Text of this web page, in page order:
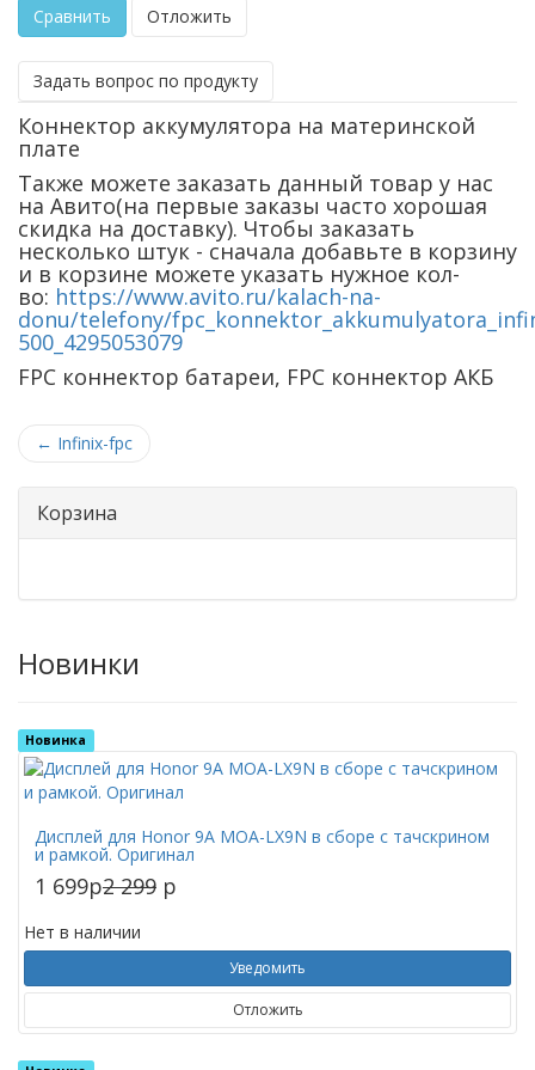
Сравнить Отложить
Задать вопрос по продукту
Коннектор аккумулятора на материнской
плате
Также можете заказать данный товар у нас
на Авито(на первые заказы часто хорошая
скидка на доставку). Чтобы заказать
несколько штук - сначала добавьте в корзину
и в корзине можете указать нужное кол-
во: https://www.avito.ru/kalach-na-
donu/telefony/
500_4295053079
FPC коннектор батареи, FPC коннектор АКБ
← Infinix-fpc
Корзина
Новинки
Новинка
Дисплей для Honor 9A MOA-LX9N в сборе с тачскрином
и рамкой. Оригинал
1 699p2 299 p
Нет в наличии
Уведомить
Отложить